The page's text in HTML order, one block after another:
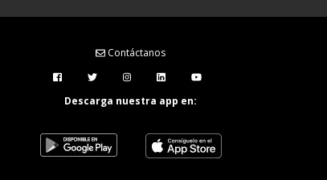
Contáctanos
Descarga nuestra app en: